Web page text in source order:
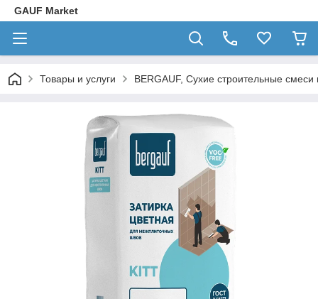
GAUF Market
Товары и услуги BERGAUF, Сухие строительные